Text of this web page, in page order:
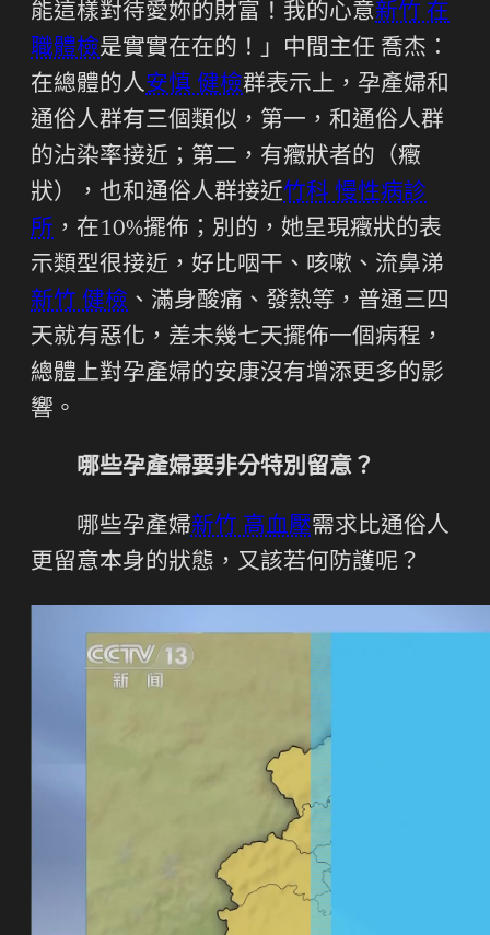
能這樣對待愛妳的財富！我的心意新竹 在
職體檢是實實在在的！」中間主任 喬杰：
在總體的人安慎 健檢群表示上，孕產婦和
通俗人群有三個類似，第一，和通俗人群
的沾染率接近；第二，有癥狀者的（癥
狀），也和通俗人群接近竹科 慢性病診
所 ，在10%擺佈；別的，她呈現癥狀的表
示類型很接近，好比咽干、咳嗽、流鼻涕
新竹 健檢 、滿身酸痛、發熱等，普通三四
天就有惡化，差未幾七天擺佈一個病程，
總體上對孕產婦的安康沒有增添更多的影
響。
哪些孕產婦要非分特別留意？
哪些孕產婦新竹 高血壓需求比通俗人
更留意本身的狀態，又該若何防護呢？